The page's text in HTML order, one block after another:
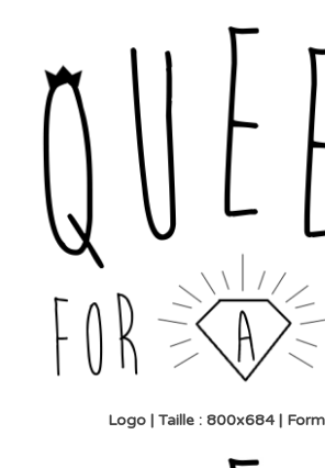
Logo | Taille : 800x684 |